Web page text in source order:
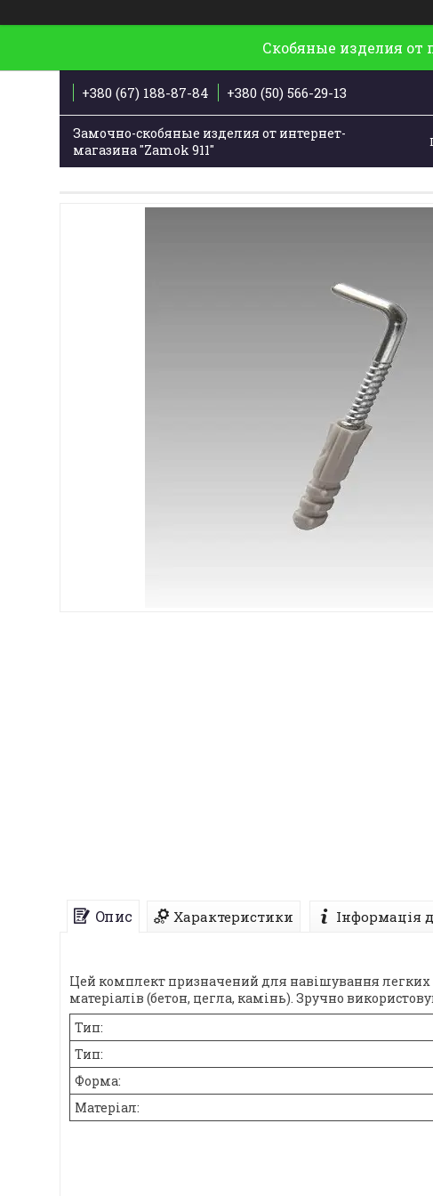
Скобяные изделия от
+380 (67) 188-87-84 +380 (50) 566-29-13
Замочно-скобяные изделия от интернет-
магазина "Zamok 911"
Опис Характеристики Інформація
Цей комплект призначений для навішування легких
матеріалів (бетон, цегла, камінь). Зручно
Тип:
Тип:
Форма:
Матеріал: